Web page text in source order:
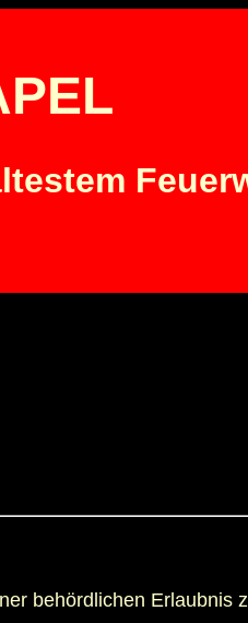
behördlichen Erlaubnis